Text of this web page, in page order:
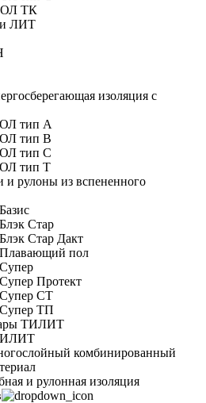
ТК
ЛИТ
изоляция с
тип А
тип B
тип C
тип T
и рулоны из вспененного
Стар
Стар Дакт
пол
Протект
СТ
ТП
ТИЛИТ
комбинированный
и рулонная изоляция